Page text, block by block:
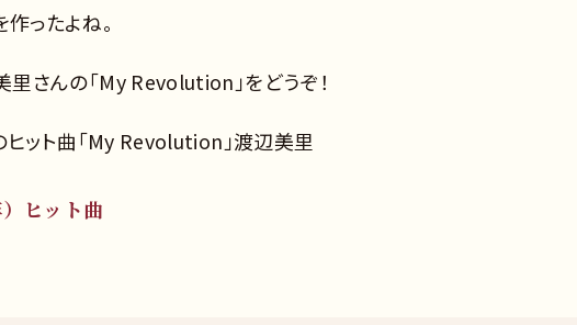
ったよね。
里さんの「My Revolution」をどうぞ！
ヒット曲「My Revolution」渡辺美里
ヒット曲